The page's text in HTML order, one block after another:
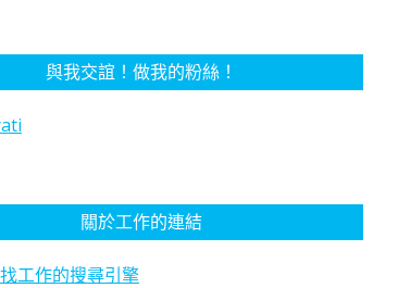
與我交誼！做我的粉絲！
關於工作的連結
工作的搜尋引擎